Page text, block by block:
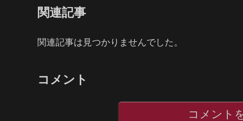
関連記事
関連記事は見つかりませんでした。
コメント
コメント